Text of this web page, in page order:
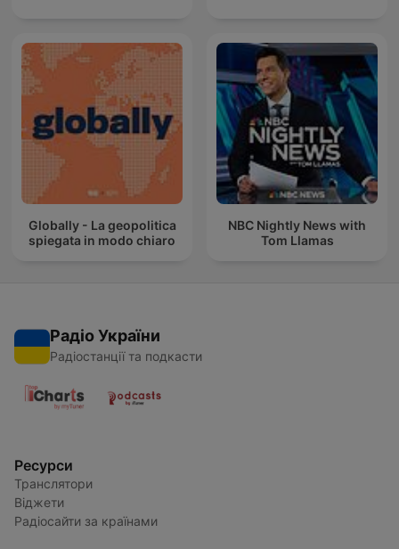
Globally - La geopolitica
spiegata in modo chiaro
NBC Nightly News with
Tom Llamas
Радіо України
Радіостанції та подкасти
Ресурси
Транслятори
Віджети
Радіосайти за країнами